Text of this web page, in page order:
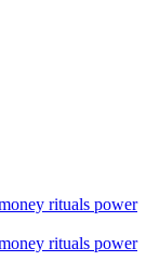
rituals power
rituals power